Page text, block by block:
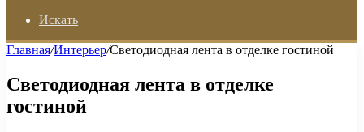
Искать
Главная/Интерьер/Светодиодная лента в отделке гостиной
Светодиодная лента в отделке
гостиной